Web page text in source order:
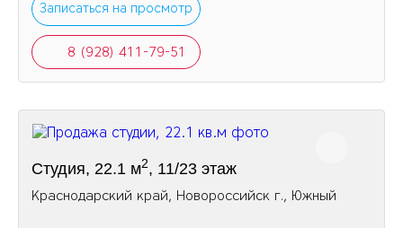
Записаться на просмотр
8 (928) 411-79-51
Студия, 22.1 м2, 11/23 этаж
Краснодарский край, Новороссийск г., Южный